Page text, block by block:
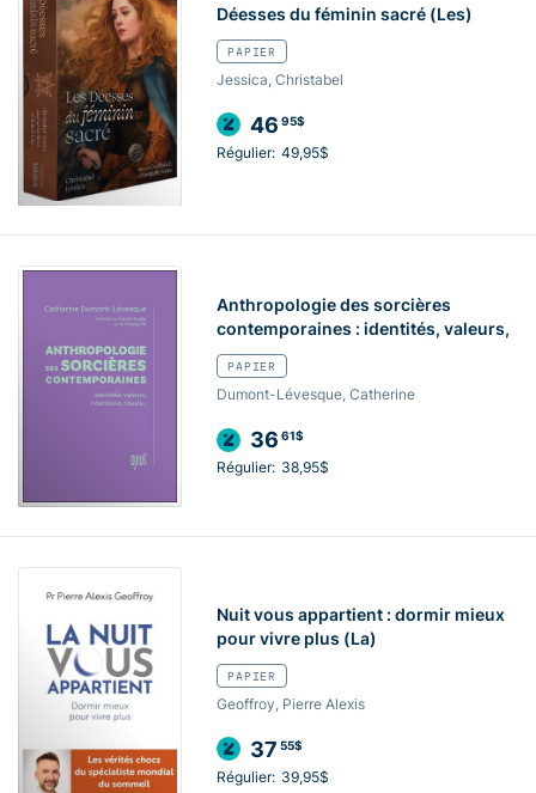
Déesses du féminin sacré (Les)
PAPIER
Jessica, Christabel
46 95$
Régulier: 49,95$
Anthropologie des sorcières
contemporaines : identités, valeurs,
PAPIER
Dumont-Lévesque, Catherine
36 61$
Régulier: 38,95$
Nuit vous appartient : dormir mieux
pour vivre plus (La)
PAPIER
Geoffroy, Pierre Alexis
37 55$
Régulier: 39,95$